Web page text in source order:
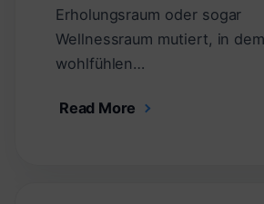
Erholungsraum oder sogar
Wellnessraum mutiert, in
wohlfühlen…
Read More